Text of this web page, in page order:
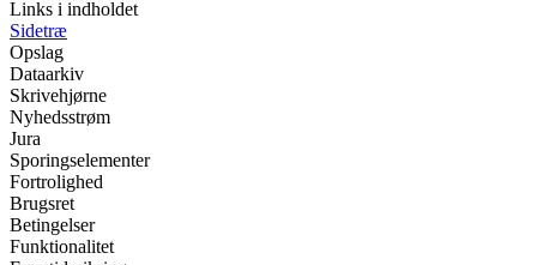
Links i indholdet
Sidetræ
Opslag
Dataarkiv
Skrivehjørne
Nyhedsstrøm
Jura
Sporingselementer
Fortrolighed
Brugsret
Betingelser
Funktionalitet